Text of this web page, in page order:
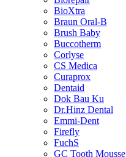
BioXtra
Braun Oral-B
Brush Baby
Buccotherm
Corlyse
CS Medica
Curaprox
Dentaid
Dok Bau Ku
Dr.Hinz Dental
Emmi-Dent
Firefly
FuchS
GC Tooth Mousse